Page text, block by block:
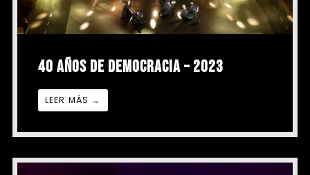
40 AÑOS DE DEMOCRACIA – 2023
LEER MÁS →